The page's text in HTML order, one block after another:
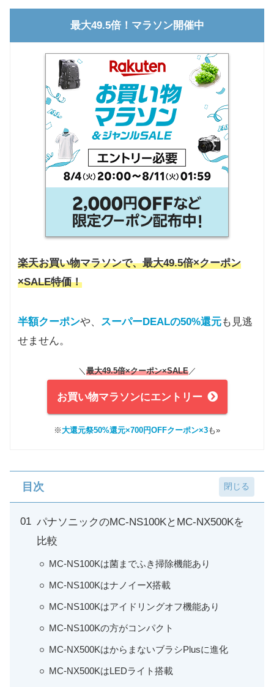
最大49.5倍！マラソン開催中
楽天お買い物マラソンで、最大49.5倍×クーポン
×SALE特価！
半額クーポンや、 スーパーDEALの50%還元も見逃
せません。
＼ 最大49.5倍×クーポン×SALE／
お買い物マラソンにエントリー
※大還元祭50%還元×700円OFFクーポン×3も»
目次
パナソニックのMC-NS100KとMC-NX500Kを
比較
MC-NS100Kは菌までふき掃除機能あり
MC-NS100KはナノイーX搭載
MC-NS100Kはアイドリングオフ機能あり
MC-NS100Kの方がコンパクト
MC-NX500KはからまないブラシPlusに進化
MC-NX500KはLEDライト搭載